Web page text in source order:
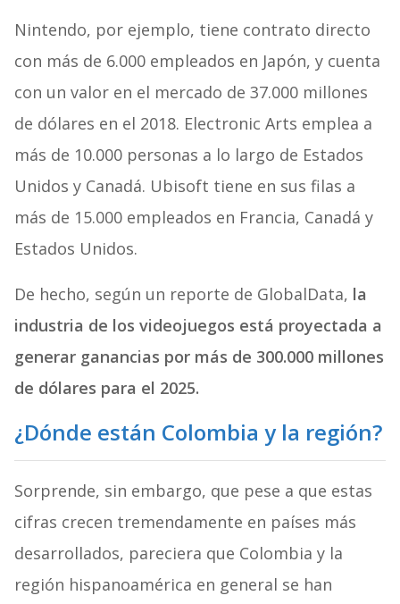
Nintendo, por ejemplo, tiene contrato directo
con más de 6.000 empleados en Japón, y cuenta
con un valor en el mercado de 37.000 millones
de dólares en el 2018. Electronic Arts emplea a
más de 10.000 personas a lo largo de Estados
Unidos y Canadá. Ubisoft tiene en sus filas a
más de 15.000 empleados en Francia, Canadá y
Estados Unidos.
De hecho, según un reporte de GlobalData, la
industria de los videojuegos está proyectada a
generar ganancias por más de 300.000 millones
de dólares para el 2025.
¿Dónde están Colombia y la región?
Sorprende, sin embargo, que pese a que estas
cifras crecen tremendamente en países más
desarrollados, pareciera que Colombia y la
región hispanoamérica en general se han